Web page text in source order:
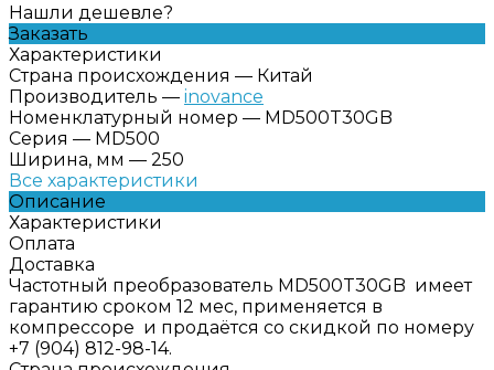
Нашли дешевле?
Заказать
Характеристики
Страна происхождения — Китай
Производитель — inovance
Номенклатурный номер — MD500T30GB
Серия — MD500
Ширина, мм — 250
Все характеристики
Описание
Характеристики
Оплата
Доставка
Частотный преобразователь MD500T30GB имеет
гарантию сроком 12 мес, применяется в
компрессоре и продаётся со скидкой по номеру
+7 (904) 812-98-14.